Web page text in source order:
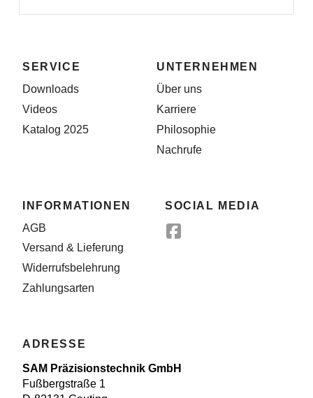
SERVICE
Downloads
Videos
Katalog 2025
UNTERNEHMEN
Über uns
Karriere
Philosophie
Nachrufe
INFORMATIONEN
AGB
Versand & Lieferung
Widerrufsbelehrung
Zahlungsarten
SOCIAL MEDIA
ADRESSE
SAM Präzisionstechnik GmbH
Fußbergstraße 1